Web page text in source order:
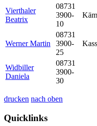
Vierthaler
Beatrix
08731
3900-
10
Werner Martin
08731
3900-
25
Widbiller
Daniela
08731
3900-
30
drucken nach oben
Quicklinks